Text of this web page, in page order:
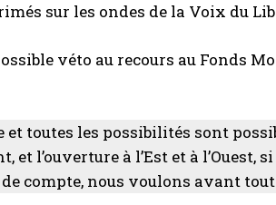
sur les ondes de la Voix du
véto au recours au Fonds
et toutes les possibilités sont
l’ouverture à l’Est et à l’Ouest,
compte, nous voulons avant